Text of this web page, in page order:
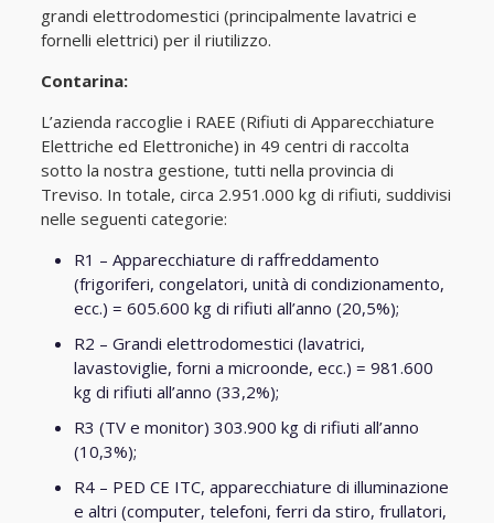
grandi elettrodomestici (principalmente lavatrici e
fornelli elettrici) per il riutilizzo.
Contarina:
L’azienda raccoglie i RAEE (Rifiuti di Apparecchiature
Elettriche ed Elettroniche) in 49 centri di raccolta
sotto la nostra gestione, tutti nella provincia di
Treviso. In totale, circa 2.951.000 kg di rifiuti, suddivisi
nelle seguenti categorie:
R1 – Apparecchiature di raffreddamento
(frigoriferi, congelatori, unità di condizionamento,
ecc.) = 605.600 kg di rifiuti all’anno (20,5%);
R2 – Grandi elettrodomestici (lavatrici,
lavastoviglie, forni a microonde, ecc.) = 981.600
kg di rifiuti all’anno (33,2%);
R3 (TV e monitor) 303.900 kg di rifiuti all’anno
(10,3%);
R4 – PED CE ITC, apparecchiature di illuminazione
e altri (computer, telefoni, ferri da stiro, frullatori,